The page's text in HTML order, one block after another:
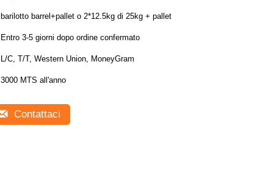
barilotto barrel+pallet o 2*12.5kg di 25kg + pallet
Entro 3-5 giorni dopo ordine confermato
L/C, T/T, Western Union, MoneyGram
3000 MTS all'anno
Contattaci